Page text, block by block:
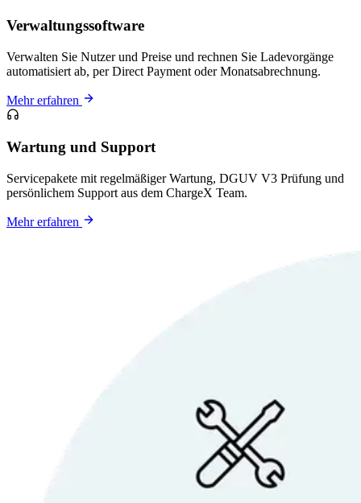
Verwaltungssoftware
Verwalten Sie Nutzer und Preise und rechnen Sie Ladevorgänge
automatisiert ab, per Direct Payment oder Monatsabrechnung.
Mehr erfahren
Wartung und Support
Servicepakete mit regelmäßiger Wartung, DGUV V3 Prüfung und
persönlichem Support aus dem ChargeX Team.
Mehr erfahren